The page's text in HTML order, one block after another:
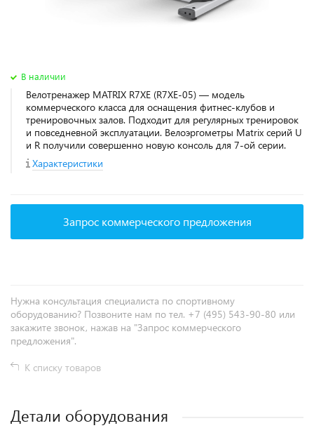
В наличии
Велотренажер MATRIX R7XE (R7XE-05) — модель
коммерческого класса для оснащения фитнес‑клубов и
тренировочных залов. Подходит для регулярных тренировок
и повседневной эксплуатации. Велоэргометры Matrix серий U
и R получили совершенно новую консоль для 7-ой серии.
Характеристики
Запрос коммерческого предложения
Нужна консультация специалиста по спортивному
оборудованию? Позвоните нам по тел. +7 (495) 543-90-80 или
закажите звонок, нажав на "Запрос коммерческого
предложения".
К списку товаров
Детали оборудования